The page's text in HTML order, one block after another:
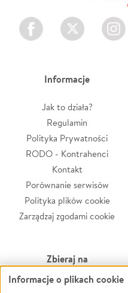
Facebook Twitter
Informacje
Jak to działa?
Regulamin
Polityka Prywatności
RODO - Kontrahenci
Kontakt
Porównanie serwisów
Polityka plików cookie
Zarządzaj zgodami cookie
Zbieraj na
Leczenie
Informacje o plikach cookie